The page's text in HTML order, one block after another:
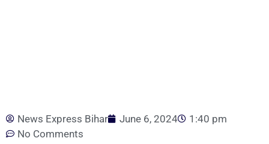
News Express Bihar June 6, 2024
1:40 pm
No Comments